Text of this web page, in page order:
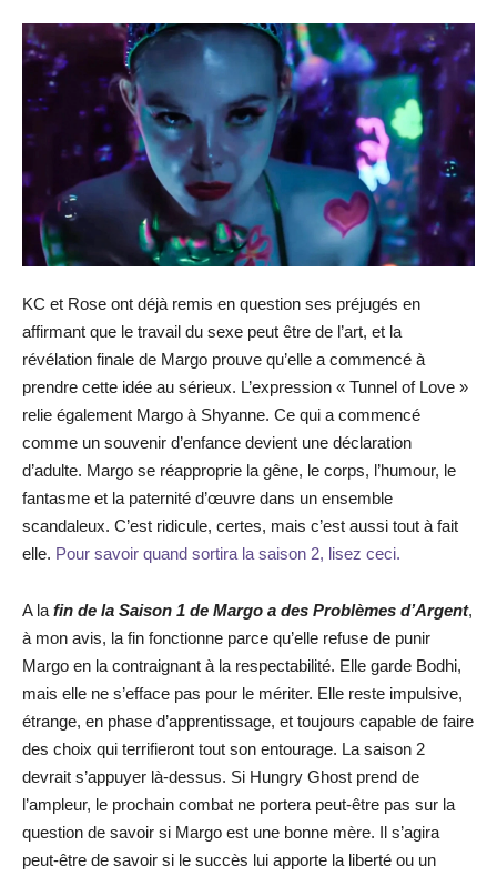
KC et Rose ont déjà remis en question ses préjugés en
affirmant que le travail du sexe peut être de l’art, et la
révélation finale de Margo prouve qu’elle a commencé à
prendre cette idée au sérieux. L’expression « Tunnel of Love »
relie également Margo à Shyanne. Ce qui a commencé
comme un souvenir d’enfance devient une déclaration
d’adulte. Margo se réapproprie la gêne, le corps, l’humour, le
fantasme et la paternité d’œuvre dans un ensemble
scandaleux. C’est ridicule, certes, mais c’est aussi tout à fait
elle. Pour savoir quand sortira la saison 2, lisez ceci.
A lafin de la Saison 1 de Margo a des Problèmes d’Argent,
à mon avis, la fin fonctionne parce qu’elle refuse de punir
Margo en la contraignant à la respectabilité. Elle garde Bodhi,
mais elle ne s’efface pas pour le mériter. Elle reste impulsive,
étrange, en phase d’apprentissage, et toujours capable de faire
des choix qui terrifieront tout son entourage. La saison 2
devrait s’appuyer là-dessus. Si Hungry Ghost prend de
l’ampleur, le prochain combat ne portera peut-être pas sur la
question de savoir si Margo est une bonne mère. Il s’agira
peut-être de savoir si le succès lui apporte la liberté ou un